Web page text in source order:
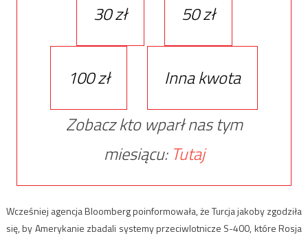
30 zł 50 zł
100 zł
Inna kwota
Zobacz kto wparł nas tym
miesiącu: Tutaj
Wcześniej agencja Bloomberg poinformowała, że Turcja jakoby zgodziła
się, by Amerykanie zbadali systemy przeciwlotnicze S-400, które Rosja